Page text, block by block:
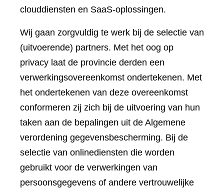
clouddiensten en SaaS-oplossingen.
Wij gaan zorgvuldig te werk bij de selectie van
(uitvoerende) partners. Met het oog op
privacy laat de provincie derden een
verwerkingsovereenkomst ondertekenen. Met
het ondertekenen van deze overeenkomst
conformeren zij zich bij de uitvoering van hun
taken aan de bepalingen uit de Algemene
verordening gegevensbescherming. Bij de
selectie van onlinediensten die worden
gebruikt voor de verwerkingen van
persoonsgegevens of andere vertrouwelijke